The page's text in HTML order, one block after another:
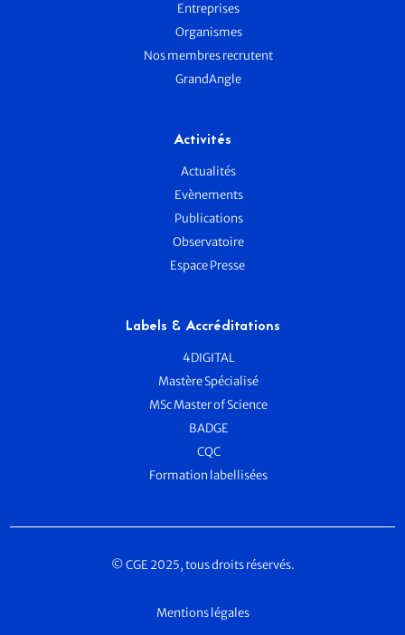
Entreprises
Organismes
Nos membres recrutent
GrandAngle
Activités
Actualités
Evènements
Publications
Observatoire
Espace Presse
Labels & Accréditations
4DIGITAL
Mastère Spécialisé
MSc Master of Science
BADGE
CQC
Formation labellisées
© CGE 2025, tous droits réservés.
Mentions légales